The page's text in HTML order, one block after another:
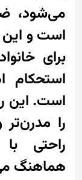
می‌شود،
است و این
برای
استحکام
را
راحتی
هماهنگ